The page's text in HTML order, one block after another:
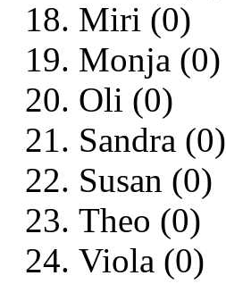
Miri (0)
Monja (0)
Oli (0)
Sandra (0)
Susan (0)
Theo (0)
Viola (0)